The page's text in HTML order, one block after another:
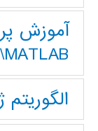
آموزش
MATLAB\